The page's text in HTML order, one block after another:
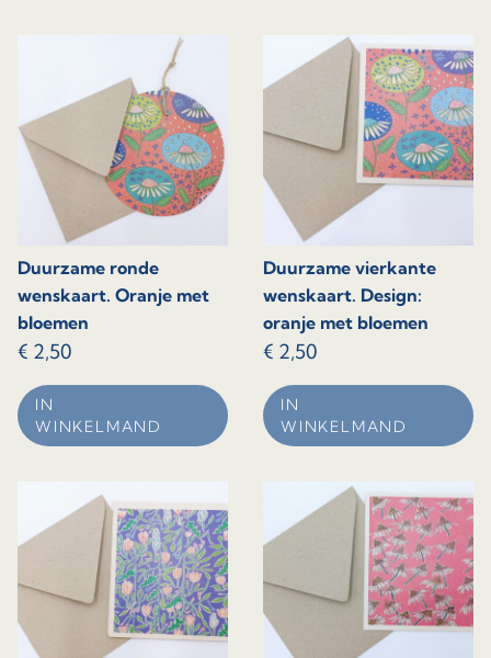
Duurzame ronde
wenskaart. Oranje met
bloemen
€ 2,50
IN
WINKELMAND
Duurzame vierkante
wenskaart. Design:
oranje met bloemen
€ 2,50
IN
WINKELMAND